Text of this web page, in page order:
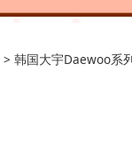
> 韩国大宇Daewoo系